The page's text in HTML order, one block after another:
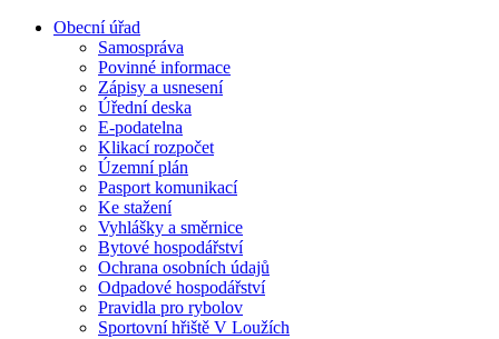
Obecní úřad
Samospráva
Povinné informace
Zápisy a usnesení
Úřední deska
E-podatelna
Klikací rozpočet
Územní plán
Pasport komunikací
Ke stažení
Vyhlášky a směrnice
Bytové hospodářství
Ochrana osobních údajů
Odpadové hospodářství
Pravidla pro rybolov
Sportovní hřiště V Loužích